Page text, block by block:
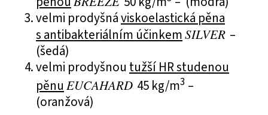
velmi prodyšnáviskoelastická pěna
s antibakteriálním účinkemSILVER –
(šedá)
velmi prodyšnou tužší HR studenou
pěnu EUCAHARD 45 kg/m3 –
(oranžová)